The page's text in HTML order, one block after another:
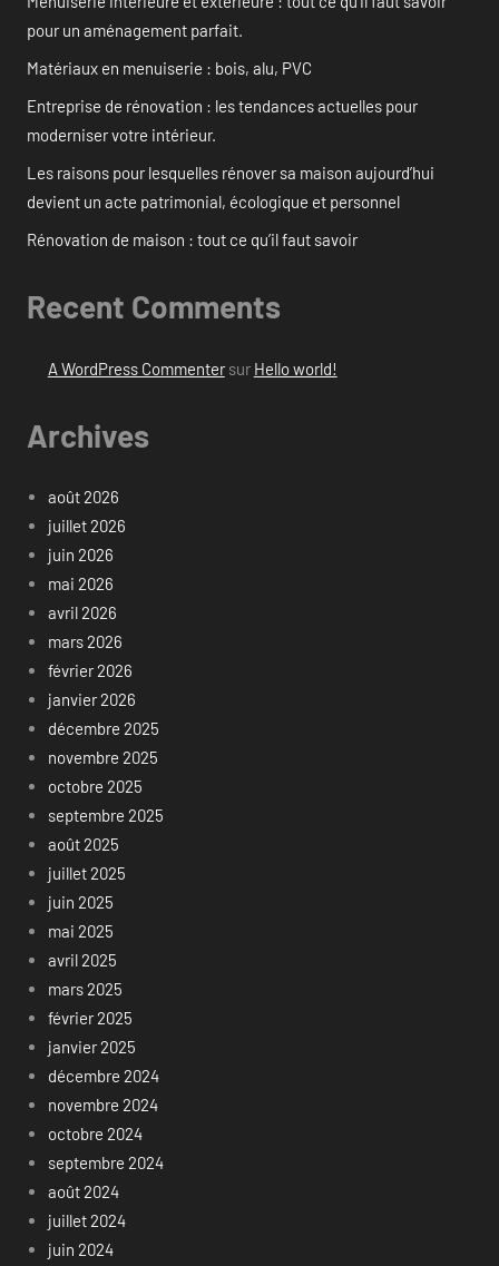
pour un aménagement parfait.
Matériaux en menuiserie : bois, alu, PVC
Entreprise de rénovation : les tendances actuelles pour
moderniser votre intérieur.
Les raisons pour lesquelles rénover sa maison aujourd’hui
devient un acte patrimonial, écologique et personnel
Rénovation de maison : tout ce qu’il faut savoir
Recent Comments
A WordPress Commentersur Hello world!
Archives
août 2026
juillet 2026
juin 2026
mai 2026
avril 2026
mars 2026
février 2026
janvier 2026
décembre 2025
novembre 2025
octobre 2025
septembre 2025
août 2025
juillet 2025
juin 2025
mai 2025
avril 2025
mars 2025
février 2025
janvier 2025
décembre 2024
novembre 2024
octobre 2024
septembre 2024
août 2024
juillet 2024
juin 2024